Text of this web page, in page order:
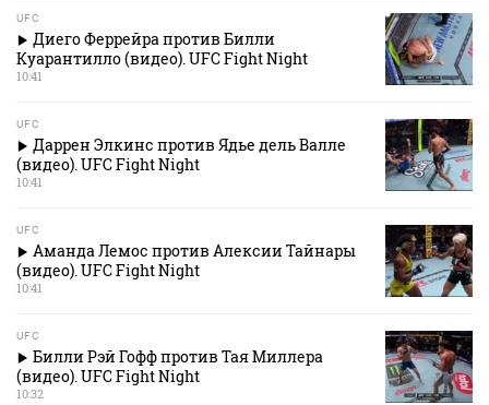
UFC
Диего Феррейра против Билли
Куарантилло (видео). UFC Fight Night
10:41
UFC
Даррен Элкинс против Ядье дель Валле
(видео). UFC Fight Night
10:41
UFC
Аманда Лемос против Алексии Тайнары
(видео). UFC Fight Night
10:41
UFC
Билли Рэй Гофф против Тая Миллера
(видео). UFC Fight Night
10:32